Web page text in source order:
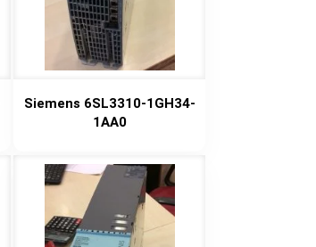
Siemens 6SL3310-1GH34-
1AA0